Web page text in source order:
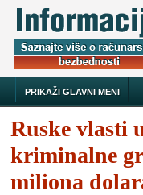
PRIKAŽI GLAVNI MENI
Ruske vlasti
kriminalne
miliona